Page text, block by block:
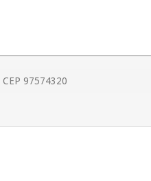
CEP 97574320